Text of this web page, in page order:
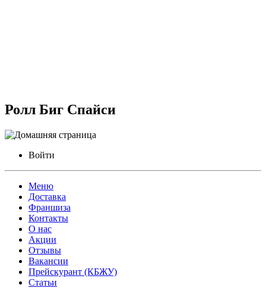
Ролл Биг Спайси
Войти
Меню
Доставка
Франшиза
Контакты
О нас
Акции
Отзывы
Вакансии
Прейскурант (КБЖУ)
Статьи